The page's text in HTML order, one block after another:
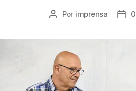
Autor
Por imprensa